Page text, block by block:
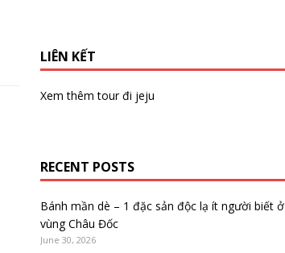
LIÊN KẾT
Xem thêmtour đi jeju
RECENT POSTS
Bánh mần dè – 1 đặc sản độc lạ ít người biết ở
vùng Châu Đốc
June 30, 2026